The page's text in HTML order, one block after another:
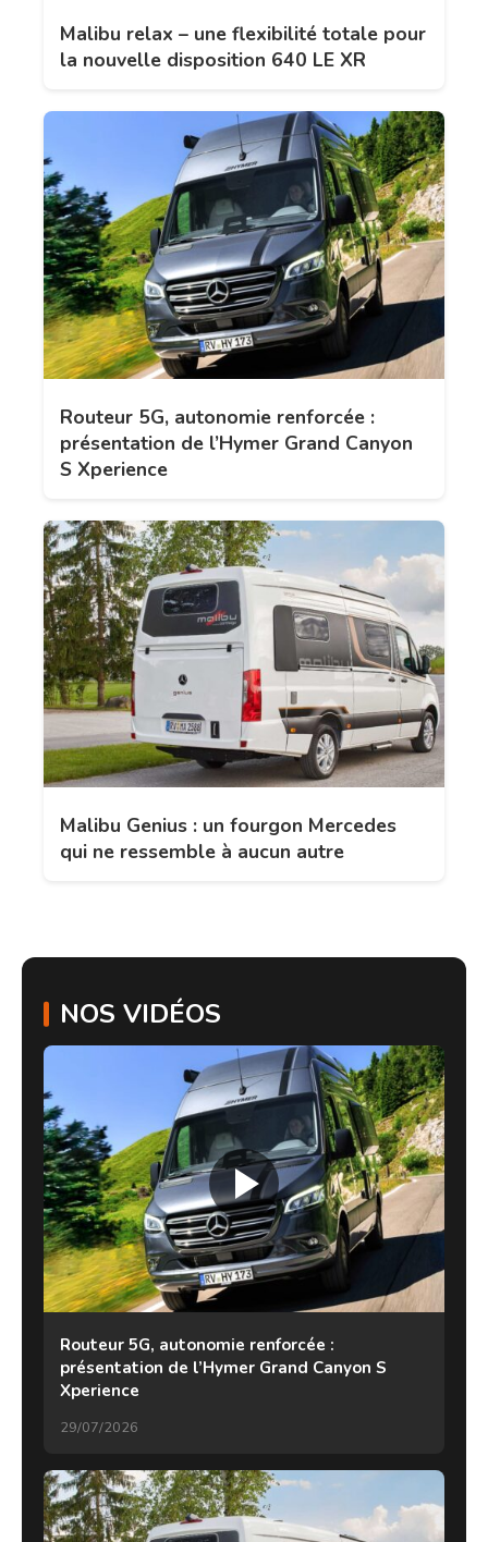
Malibu relax – une flexibilité totale pour
la nouvelle disposition 640 LE XR
Routeur 5G, autonomie renforcée :
présentation de l’Hymer Grand Canyon
S Xperience
Malibu Genius : un fourgon Mercedes
qui ne ressemble à aucun autre
NOS VIDÉOS
Routeur 5G, autonomie renforcée :
présentation de l’Hymer Grand Canyon S
Xperience
29/07/2026